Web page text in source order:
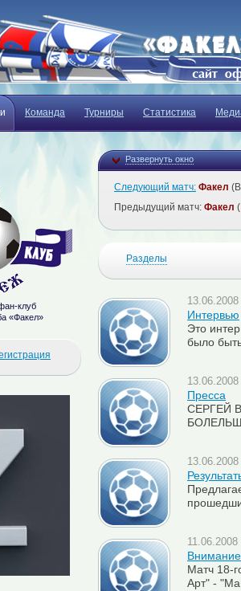
Команда Турниры Статистика
Развернуть окно
Следующий матч: Факел
Предыдущий матч: Факел
Разделы
Интервью
Это
было
Пресса
СЕРГЕЙ
Матч 18-
Арт" -
клуб
«Факел»